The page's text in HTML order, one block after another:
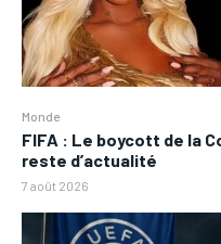
Monde
FIFA : Le boycott de la
reste d’actualité
7 août 2026